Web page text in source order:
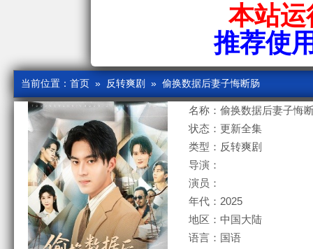
本站
推荐使
当前位置： 首页 » 反转爽剧 » 偷换数据后妻子悔断肠
名称：偷换数据后妻子悔
状态：更新全集
类型：反转爽剧
导演：
演员：
年代：2025
地区：中国大陆
语言：国语